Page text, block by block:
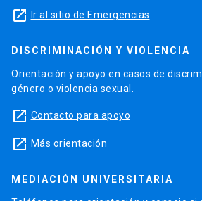
launch Ir al sitio de Emergencias
DISCRIMINACIÓN Y VIOLENCIA
Orientación y apoyo en casos de
género o violencia sexual.
launch Contacto para apoyo
launch Más orientación
MEDIACIÓN UNIVERSITARIA